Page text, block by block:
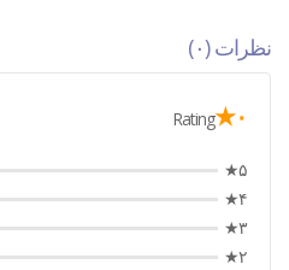
نظرات (۰)
۰★ Rating
۵★
۴★
۳★
۲★